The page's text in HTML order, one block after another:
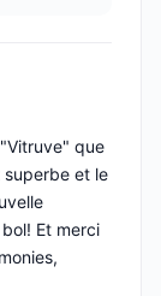
que
superbe et le
Et merci